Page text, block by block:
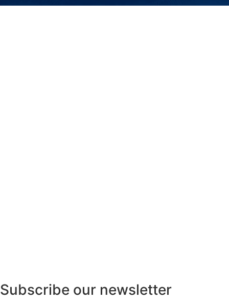
Subscribe our newsletter